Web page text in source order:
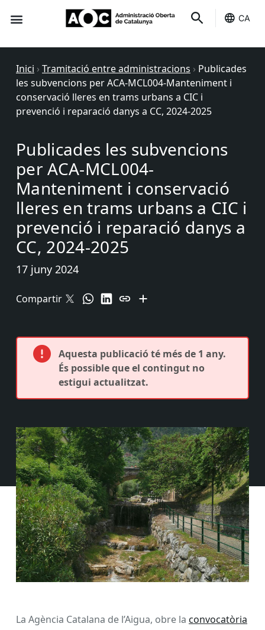
CA
Inici › Tramitació entre administracions › Publicades
les subvencions per ACA-MCL004-Manteniment i
conservació lleres en trams urbans a CIC i
prevenció i reparació danys a CC, 2024-2025
Publicades les subvencions
per ACA-MCL004-
Manteniment i conservació
lleres en trams urbans a CIC i
prevenció i reparació danys a
CC, 2024-2025
17 juny 2024
Compartir
Aquesta publicació té més de 1 any.
És possible que el contingut no
estigui actualitzat.
La Agència Catalana de l’Aigua, obre la convocatòria